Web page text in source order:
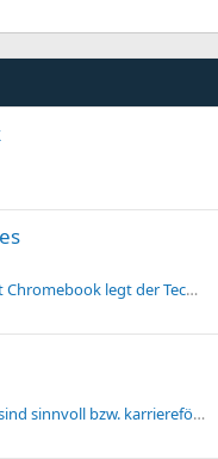
Googlebook: nach vielen Jahren mit Chromebook legt der Techkonzern jetzt nach- mit einem frischen, Android-Betriebsystem - ändert sich hier nun alles?
Kenntnisse welcher Fremdsprache sind sinnvoll bzw. karrierefördernd in der IT?